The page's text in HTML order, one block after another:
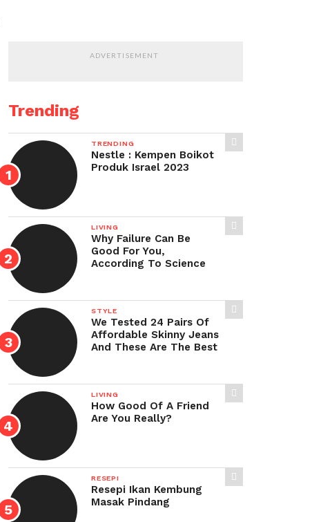
ADVERTISEMENT
Trending
TRENDING
Nestle : Kempen Boikot
Produk Israel 2023
LIVING
Why Failure Can Be
Good For You,
According To Science
STYLE
We Tested 24 Pairs Of
Affordable Skinny Jeans
And These Are The Best
LIVING
How Good Of A Friend
Are You Really?
RESEPI
Resepi Ikan Kembung
Masak Pindang